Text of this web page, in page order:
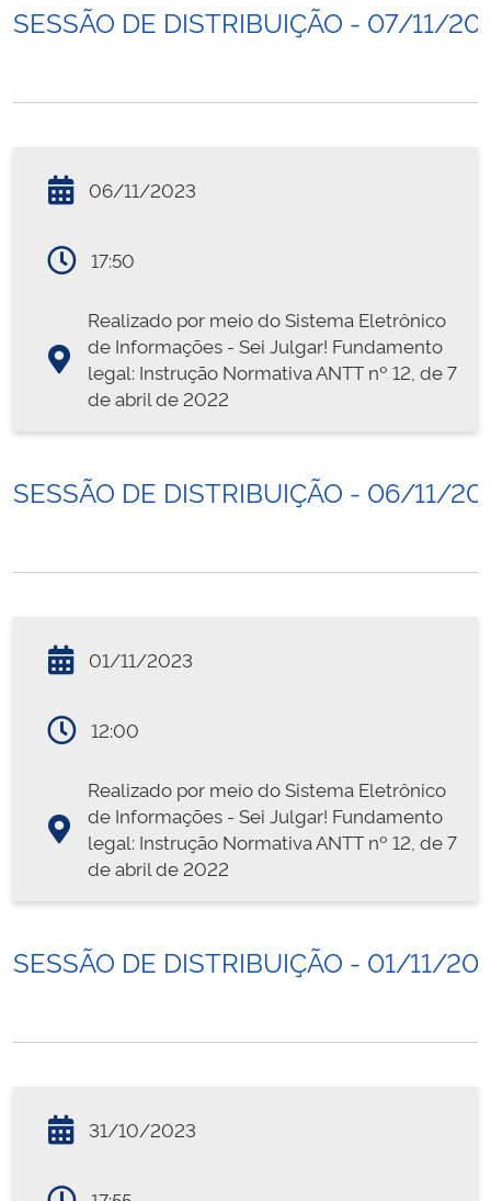
SESSÃO DE DISTRIBUIÇÃO - 07/11/
06/11/2023
17:50
Realizado por meio do Sistema Eletrônico
de Informações - Sei Julgar! Fundamento
legal: Instrução Normativa ANTT nº 12, de 7
de abril de 2022
SESSÃO DE DISTRIBUIÇÃO - 06/11/
01/11/2023
12:00
Realizado por meio do Sistema Eletrônico
de Informações - Sei Julgar! Fundamento
legal: Instrução Normativa ANTT nº 12, de 7
de abril de 2022
SESSÃO DE DISTRIBUIÇÃO - 01/11/
31/10/2023